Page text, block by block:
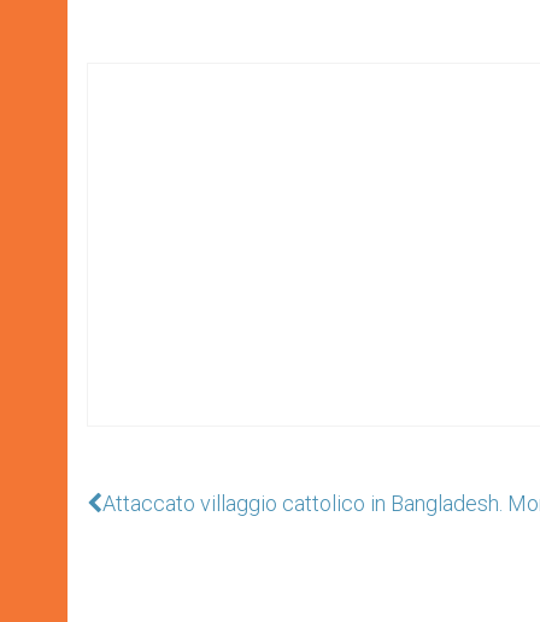
Attaccato villaggio cattolico in Bangladesh.